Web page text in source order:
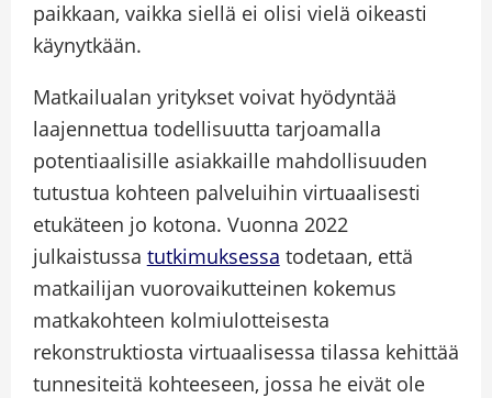
paikkaan, vaikka siellä ei olisi vielä oikeasti
käynytkään.
Matkailualan yritykset voivat hyödyntää
laajennettua todellisuutta tarjoamalla
potentiaalisille asiakkaille mahdollisuuden
tutustua kohteen palveluihin virtuaalisesti
etukäteen jo kotona. Vuonna 2022
julkaistussa tutkimuksessa todetaan, että
matkailijan vuorovaikutteinen kokemus
matkakohteen kolmiulotteisesta
rekonstruktiosta virtuaalisessa tilassa kehittää
tunnesiteitä kohteeseen, jossa he eivät ole